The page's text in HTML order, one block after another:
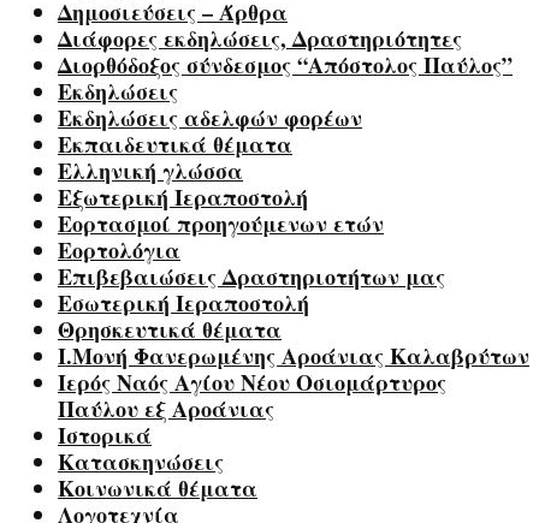
Δημοσιεύσεις – Άρθρα
Διάφορες εκδηλώσεις, Δραστηριότητες
Διορθόδοξος σύνδεσμος “Απόστολος Παύλος”
Εκδηλώσεις
Εκδηλώσεις αδελφών φορέων
Εκπαιδευτικά θέματα
Ελληνική γλώσσα
Εξωτερική Ιεραποστολή
Εορτασμοί προηγούμενων ετών
Εορτολόγια
Επιβεβαιώσεις Δραστηριοτήτων μας
Εσωτερική Ιεραποστολή
Θρησκευτικά θέματα
Ι.Μονή Φανερωμένης Αροάνιας Καλαβρύτων
Ιερός Ναός Αγίου Νέου Οσιομάρτυρος
Παύλου εξ Αροάνιας
Ιστορικά
Κατασκηνώσεις
Κοινωνικά θέματα
Λογοτεχνία